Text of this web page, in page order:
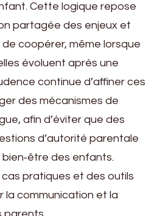
Cette logique repose
partagée des enjeux et
coopérer, même lorsque
évoluent après une
continue d’affiner ces
des mécanismes de
afin d’éviter que des
d’autorité parentale
des enfants.
pratiques et des outils
la communication et la